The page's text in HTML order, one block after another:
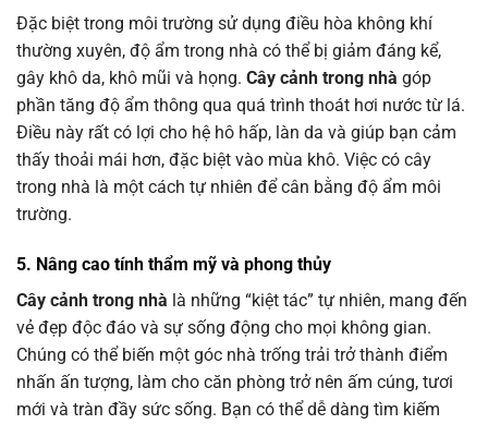
Đặc biệt trong môi trường sử dụng điều hòa không khí
thường xuyên, độ ẩm trong nhà có thể bị giảm đáng kể,
gây khô da, khô mũi và họng. Cây cảnh trong nhà góp
phần tăng độ ẩm thông qua quá trình thoát hơi nước từ lá.
Điều này rất có lợi cho hệ hô hấp, làn da và giúp bạn cảm
thấy thoải mái hơn, đặc biệt vào mùa khô. Việc có cây
trong nhà là một cách tự nhiên để cân bằng độ ẩm môi
trường.
5. Nâng cao tính thẩm mỹ và phong thủy
Cây cảnh trong nhà là những “kiệt tác” tự nhiên, mang đến
vẻ đẹp độc đáo và sự sống động cho mọi không gian.
Chúng có thể biến một góc nhà trống trải trở thành điểm
nhấn ấn tượng, làm cho căn phòng trở nên ấm cúng, tươi
mới và tràn đầy sức sống. Bạn có thể dễ dàng tìm kiếm